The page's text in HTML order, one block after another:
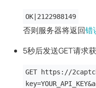
OK|2122988149
否则服务器将返回错
5秒后发送GET请求
GET https://